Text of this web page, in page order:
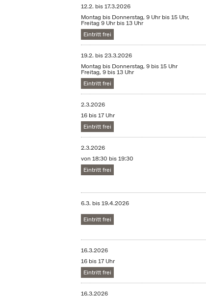
12.2. bis17.3.2026
Montag bis Donnerstag, 9 Uhr bis 15 Uhr,
Freitag 9 Uhr bis 13 Uhr
Eintritt frei
19.2. bis23.3.2026
Montag bis Donnerstag, 9 bis 15 Uhr
Freitag, 9 bis 13 Uhr
Eintritt frei
2.3.2026
16 bis 17 Uhr
Eintritt frei
2.3.2026
von 18:30 bis 19:30
Eintritt frei
6.3. bis19.4.2026
Eintritt frei
16.3.2026
16 bis 17 Uhr
Eintritt frei
16.3.2026